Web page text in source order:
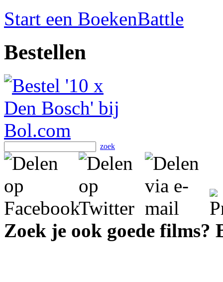
Start een BoekenBattle
Bestellen
zoek
Zoek je ook goede films?